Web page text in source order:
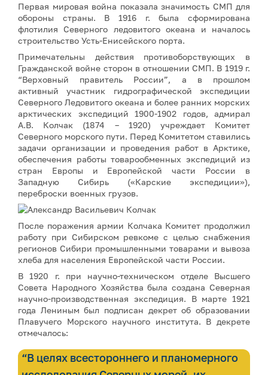
Первая мировая война показала значимость СМП для
обороны страны. В 1916 г. была сформирована
флотилия Северного ледовитого океана и началось
строительство Усть-Енисейского порта.
Примечательны действия противоборствующих в
Гражданской войне сторон в отношении СМП. В 1919 г.
“Верховный правитель России”, а в прошлом
активный участник гидрографической экспедиции
Северного Ледовитого океана и более ранних морских
арктических экспедиций 1900-1902 годов, адмирал
А.В. Колчак (1874 – 1920) учреждает Комитет
Северного морского пути. Перед Комитетом ставились
задачи организации и проведения работ в Арктике,
обеспечения работы товарообменных экспедиций из
стран Европы и Европейской части России в
Западную Сибирь («Карские экспедиции»),
переброски военных грузов.
После поражения армии Колчака Комитет продолжил
работу при Сибирском ревкоме с целью снабжения
регионов Сибири промышленными товарами и вывоза
хлеба для населения Европейской части России.
В 1920 г. при научно-техническом отделе Высшего
Совета Народного Хозяйства была создана Северная
научно-производственная экспедиция. В марте 1921
года Лениным был подписан декрет об образовании
Плавучего Морского научного института. В декрете
отмечалось:
“В целях всестороннего и планомерного